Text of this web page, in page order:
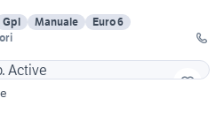
Gpl Manuale
Euro 6